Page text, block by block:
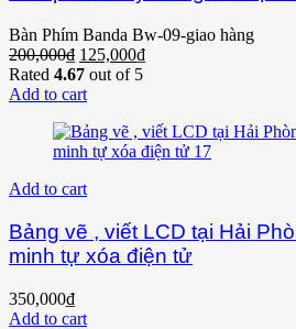
Bàn Phím Banda Bw-09-giao hàng
200,000₫ 125,000₫
Rated 4.67 out of 5
Add to cart
Add to cart
Bảng vẽ , viết LCD tại Hải
minh tự xóa điện tử
350,000₫
Add to cart